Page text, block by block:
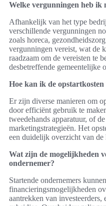
Welke vergunningen heb ik
Afhankelijk van het type
verschillende vergunningen
zoals horeca,
vergunningen vereist, wat de
raadzaam om de vereisten te
desbetreffende gemeentelijke
Hoe kan ik de
Er zijn diverse manieren om
door efficiënt gebruik te
tweedehands apparatuur, of
marketingstrategieën. Het
een duidelijk overzicht van de
Wat zijn de mogelijkheden
ondernemer?
Startende ondernemers
financieringsmogelijkheden
aantrekken van